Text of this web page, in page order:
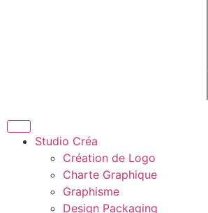
Studio Créa
Création de Logo
Charte Graphique
Graphisme
Design Packaging